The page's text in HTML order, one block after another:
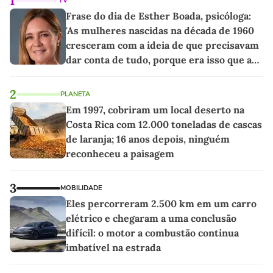
Frase do dia de Esther Boada, psicóloga:
'As mulheres nascidas na década de 1960
cresceram com a ideia de que precisavam
dar conta de tudo, porque era isso que a
2 PLANETA
Em 1997, cobriram um local deserto na
Costa Rica com 12.000 toneladas de cascas
de laranja; 16 anos depois, ninguém
reconheceu a paisagem
3 MOBILIDADE
Eles percorreram 2.500 km em um carro
elétrico e chegaram a uma conclusão
difícil: o motor a combustão continua
imbatível na estrada